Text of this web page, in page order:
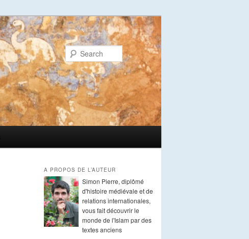
Search
A PROPOS DE L’AUTEUR
Simon Pierre, diplômé
d'histoire médiévale et de
relations internationales,
vous fait découvrir le
monde de l'Islam par des
textes anciens